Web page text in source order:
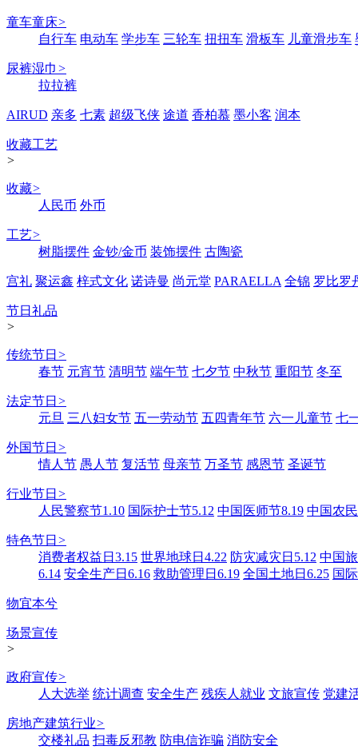
童车童床>
自行车 电动车 学步车 三轮车 扭扭车 滑板车 儿童滑步车
尿裤湿巾 >
拉拉裤
AIRUD 亲多 七素 超级飞侠 途道 香柏慕 墨小客 润本
收藏工艺
>
收藏>
人民币 外币
工艺>
树脂摆件 金钞/金币 装饰摆件 古陶瓷
宫礼 聚运鑫 梓式文化 诺诗曼 尚元堂 PARAELLA 全锦 罗比罗
节日礼品
>
传统节日 >
春节 元宵节 清明节 端午节 七夕节 中秋节 重阳节 冬至
法定节日 >
元旦 三八妇女节 五一劳动节 五四青年节 六一儿童节 七
外国节日 >
情人节 愚人节 复活节 母亲节 万圣节 感恩节 圣诞节
行业节日 >
人民警察节1.10 国际护士节5.12 中国医师节8.19 中国农
特色节日 >
消费者权益日3.15 世界地球日4.22 防灾减灾日5.12 中国
6.14 安全生产日6.16 救助管理日6.19 全国土地日6.25 国
物宜本兮
场景宣传
>
政府宣传>
人大选举 统计调查 安全生产 残疾人就业 文旅宣传 党建
房地产建筑行业>
交楼礼品 扫毒反邪教 防电信诈骗 消防安全